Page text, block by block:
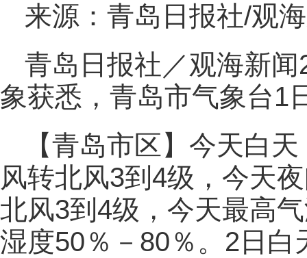
来源：青岛日报社/观
青岛日报社／观海新
象获悉，青岛市气象台1
【青岛市区】今天白
风转北风3到4级，今天
北风3到4级，今天最高
湿度50％－80％。2日